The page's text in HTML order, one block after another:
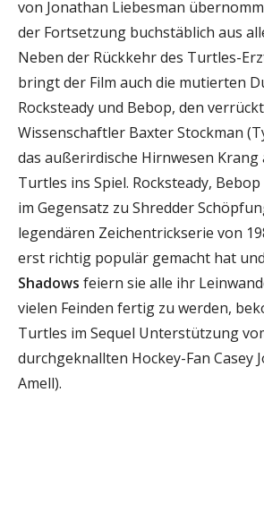
von Jonathan Liebesman
der Fortsetzung buchstäblich aus
Neben der Rückkehr des Turtles-
bringt der Film auch die mutierten
Rocksteady und Bebop, den
Wissenschaftler Baxter Stockman
das außerirdische Hirnwesen Krang
Turtles ins Spiel. Rocksteady,
im Gegensatz zu Shredder
legendären Zeichentrickserie von
erst richtig populär gemacht hat
Shadows feiern sie alle ihr
vielen Feinden fertig zu werden,
Turtles im Sequel Unterstützung
durchgeknallten Hockey-Fan Casey
Amell).